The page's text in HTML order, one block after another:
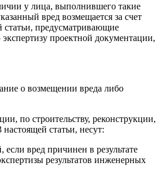
у лица, выполнившего такие
вред возмещается за счет
статьи, предусматривающие
проектной документации,
о возмещении вреда либо
по строительству, реконструкции,
статьи, несут:
вред причинен в результате
результатов инженерных